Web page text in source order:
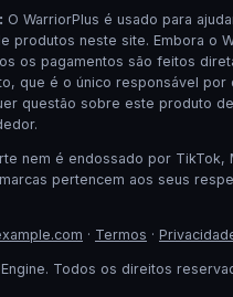
O WarriorPlus é usado para
produtos neste site. Embora o
os pagamentos são feitos
que é o único responsável por
questão sobre este produto
nem é endossado por TikTok,
pertencem aos seus
· Termos ·
Todos os direitos